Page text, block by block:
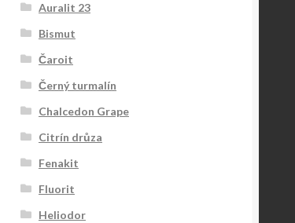
Auralit 23
Bismut
Čaroit
Černý turmalín
Chalcedon Grape
Citrín drůza
Fenakit
Fluorit
Heliodor